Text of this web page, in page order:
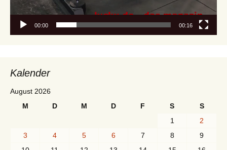
00:00 00:16
Kalender
August 2026
M
D M D F S
S
1
2
3
4 5 6 7 8
9